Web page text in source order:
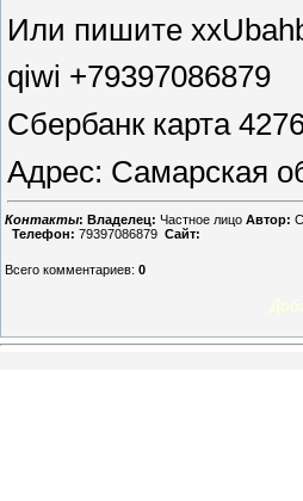
Или пишите
qiwi +79397086879
Сбербанк карта
Адрес: Самарская
Контакты: Владелец: Частное лицо Автор:
Телефон: 79397086879 Сайт:
Всего комментариев: 0